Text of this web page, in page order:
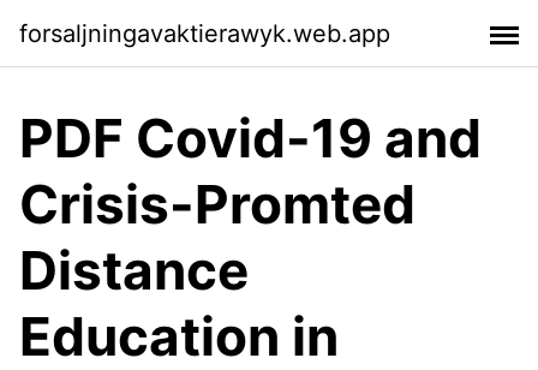
forsaljningavaktierawyk.web.app
PDF Covid-19 and
Crisis-Promted
Distance
Education in